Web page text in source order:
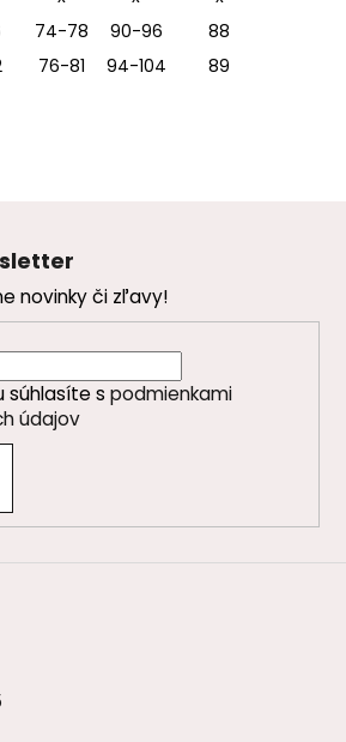
74-78 90-96
88
76-81 94-104
89
novinky či zľavy!
súhlasíte s podmienkami
údajov